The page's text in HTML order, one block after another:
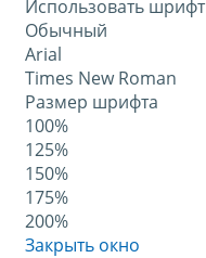
Использовать шрифт
Обычный
Arial
Times New Roman
Размер шрифта
100%
125%
150%
175%
200%
Закрыть окно